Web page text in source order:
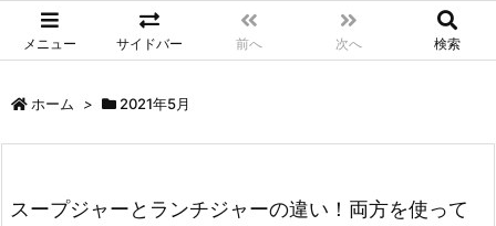
メニュー サイドバー 前へ 次へ 検索
ホーム > 2021年5月
スープジャーとランチジャーの違い！両方を使って